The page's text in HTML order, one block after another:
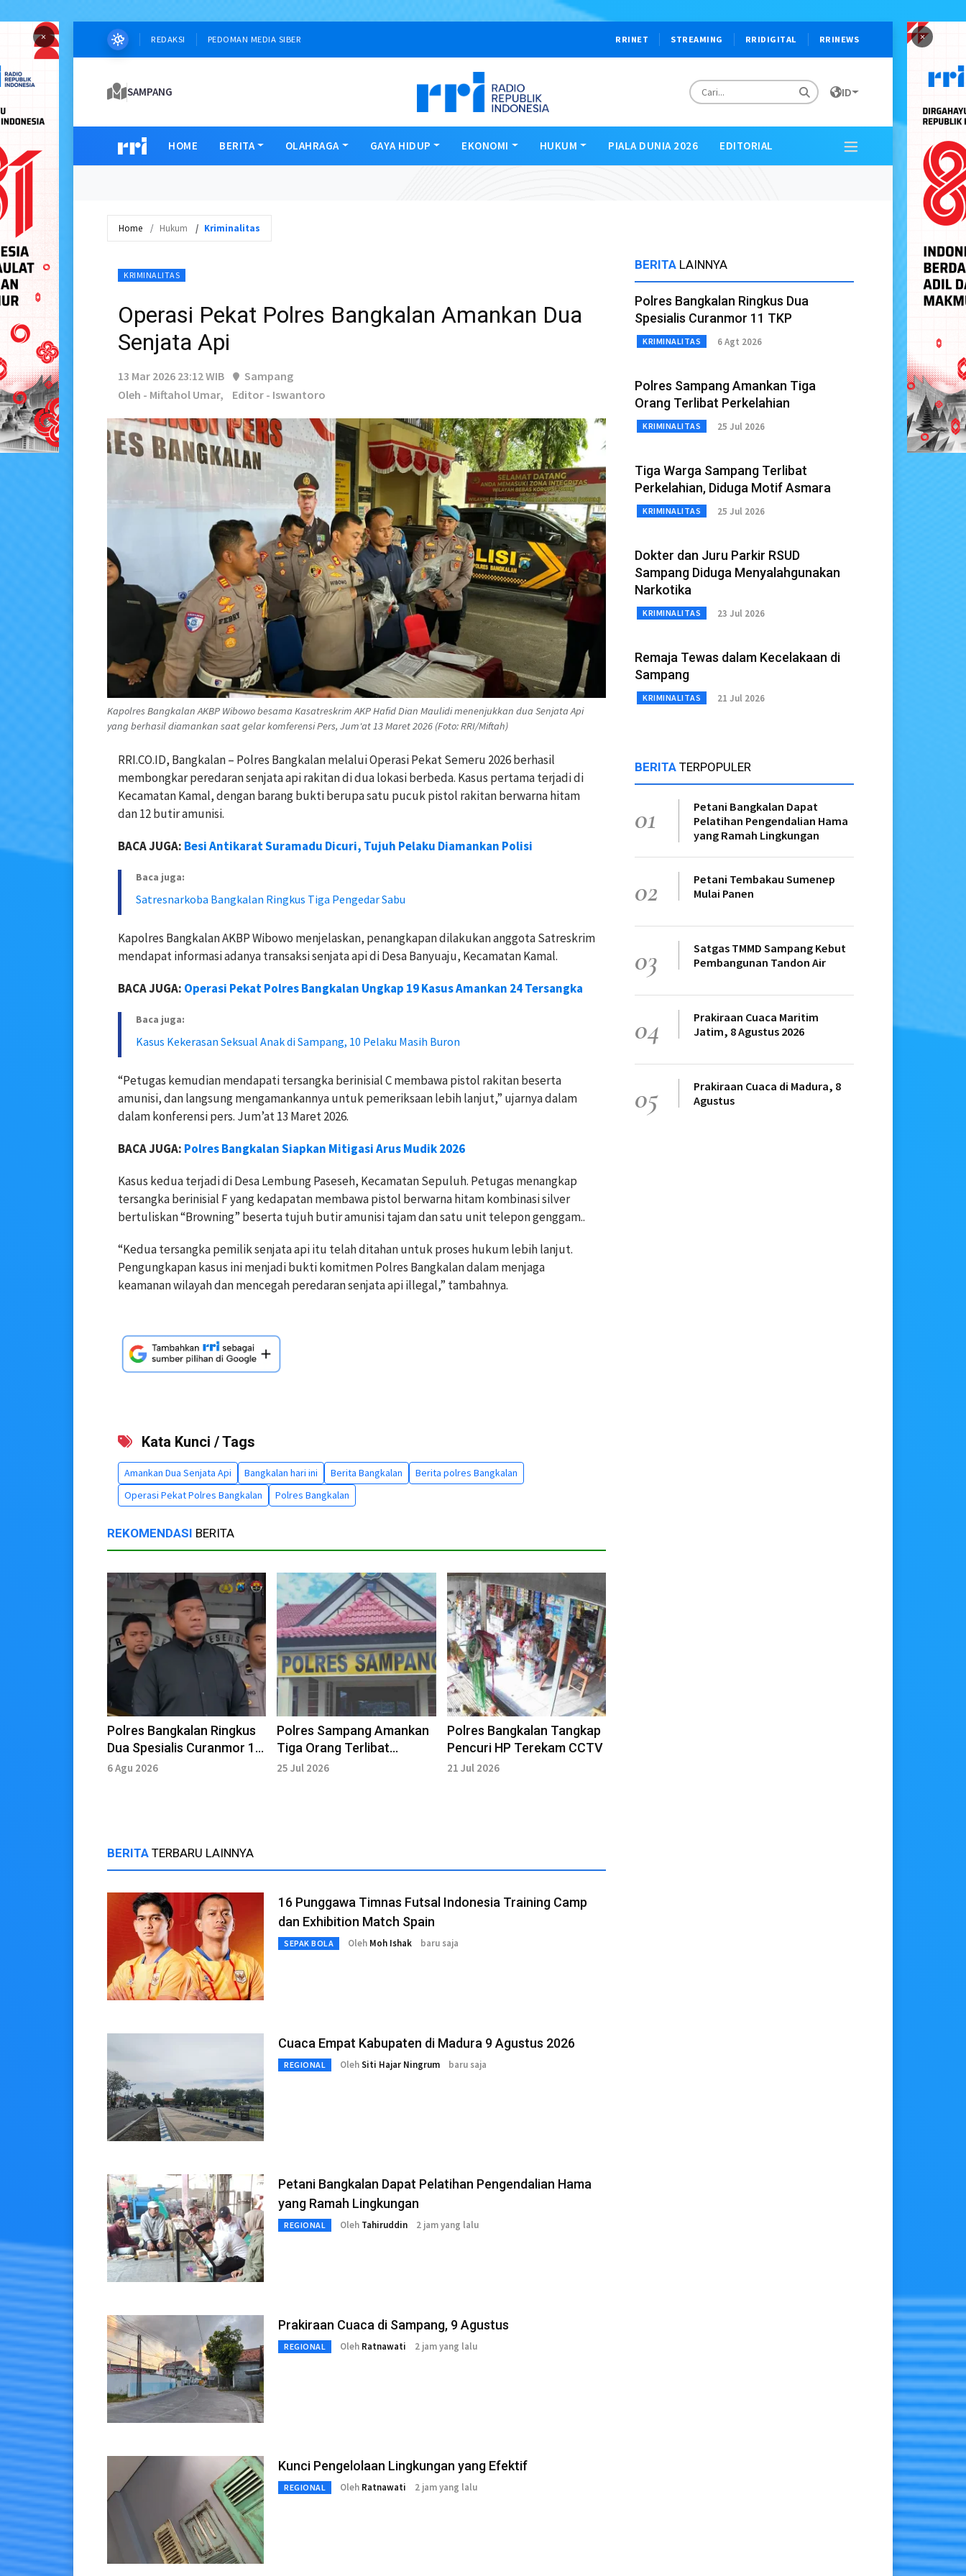
× ×
REDAKSI PEDOMAN MEDIA SIBER RRINET STREAMING RRIDIGITAL RRINEWS
SAMPANG ID
HOME BERITA OLAHRAGA GAYA HIDUP EKONOMI HUKUM PIALA DUNIA 2026 EDITORIAL
Home Hukum Kriminalitas
KRIMINALITAS
Operasi Pekat Polres Bangkalan Amankan Dua
Senjata Api
13 Mar 2026 23:12 WIB
Sampang
Oleh - Miftahol Umar,
Editor - Iswantoro
Kapolres Bangkalan AKBP Wibowo besama Kasatreskrim AKP Hafid Dian Maulidi menenjukkan dua Senjata Api
yang berhasil diamankan saat gelar komferensi Pers, Jum'at 13 Maret 2026 (Foto: RRI/Miftah)
RRI.CO.ID, Bangkalan – Polres Bangkalan melalui Operasi Pekat Semeru 2026 berhasil
membongkar peredaran senjata api rakitan di dua lokasi berbeda. Kasus pertama terjadi di
Kecamatan Kamal, dengan barang bukti berupa satu pucuk pistol rakitan berwarna hitam
dan 12 butir amunisi.
BACA JUGA: Besi Antikarat Suramadu Dicuri, Tujuh Pelaku Diamankan Polisi
Baca juga:
Satresnarkoba Bangkalan Ringkus Tiga Pengedar Sabu
Kapolres Bangkalan AKBP Wibowo menjelaskan, penangkapan dilakukan anggota Satreskrim
mendapat informasi adanya transaksi senjata api di Desa Banyuaju, Kecamatan Kamal.
BACA JUGA: Operasi Pekat Polres Bangkalan Ungkap 19 Kasus Amankan 24 Tersangka
Baca juga:
Kasus Kekerasan Seksual Anak di Sampang, 10 Pelaku Masih Buron
“Petugas kemudian mendapati tersangka berinisial C membawa pistol rakitan beserta
amunisi, dan langsung mengamankannya untuk pemeriksaan lebih lanjut,” ujarnya dalam
dalam konferensi pers. Jum’at 13 Maret 2026.
BACA JUGA: Polres Bangkalan Siapkan Mitigasi Arus Mudik 2026
Kasus kedua terjadi di Desa Lembung Paseseh, Kecamatan Sepuluh. Petugas menangkap
tersangka berinisial F yang kedapatan membawa pistol berwarna hitam kombinasi silver
bertuliskan “Browning” beserta tujuh butir amunisi tajam dan satu unit telepon genggam..
“Kedua tersangka pemilik senjata api itu telah ditahan untuk proses hukum lebih lanjut.
Pengungkapan kasus ini menjadi bukti komitmen Polres Bangkalan dalam menjaga
keamanan wilayah dan mencegah peredaran senjata api illegal,” tambahnya.
Kata Kunci / Tags
Amankan Dua Senjata Api Bangkalan hari ini Berita Bangkalan
Berita polres Bangkalan
Operasi Pekat Polres Bangkalan
Polres Bangkalan
REKOMENDASI BERITA
Polres Bangkalan Ringkus
Dua Spesialis Curanmor 11
TKP
6 Agu 2026
Polres Sampang Amankan
Tiga Orang Terlibat
Perkelahian
25 Jul 2026
Polres Bangkalan Tangkap
Pencuri HP Terekam CCTV
21 Jul 2026
BERITA TERBARU LAINNYA
16 Punggawa Timnas Futsal Indonesia Training Camp
dan Exhibition Match Spain
SEPAK BOLA Oleh Moh Ishak baru saja
Cuaca Empat Kabupaten di Madura 9 Agustus 2026
REGIONAL OlehSiti Hajar Ningrum baru saja
Petani Bangkalan Dapat Pelatihan Pengendalian Hama
yang Ramah Lingkungan
REGIONAL Oleh Tahiruddin 2 jam yang lalu
Prakiraan Cuaca di Sampang, 9 Agustus
REGIONAL Oleh Ratnawati 2 jam yang lalu
Kunci Pengelolaan Lingkungan yang Efektif
REGIONAL Oleh Ratnawati 2 jam yang lalu
BERITA LAINNYA
Polres Bangkalan Ringkus Dua
Spesialis Curanmor 11 TKP
KRIMINALITAS 6 Agt 2026
Polres Sampang Amankan Tiga
Orang Terlibat Perkelahian
KRIMINALITAS 25 Jul 2026
Tiga Warga Sampang Terlibat
Perkelahian, Diduga Motif Asmara
KRIMINALITAS 25 Jul 2026
Dokter dan Juru Parkir RSUD
Sampang Diduga Menyalahgunakan
Narkotika
KRIMINALITAS 23 Jul 2026
Remaja Tewas dalam Kecelakaan di
Sampang
KRIMINALITAS 21 Jul 2026
BERITA TERPOPULER
01
Petani Bangkalan Dapat
Pelatihan Pengendalian Hama
yang Ramah Lingkungan
02
Petani Tembakau Sumenep
Mulai Panen
03
Satgas TMMD Sampang Kebut
Pembangunan Tandon Air
04
Prakiraan Cuaca Maritim
Jatim, 8 Agustus 2026
05
Prakiraan Cuaca di Madura, 8
Agustus